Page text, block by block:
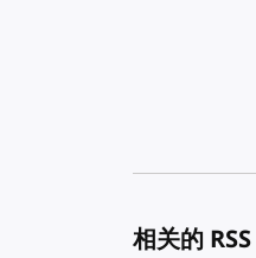
相关的 RSS